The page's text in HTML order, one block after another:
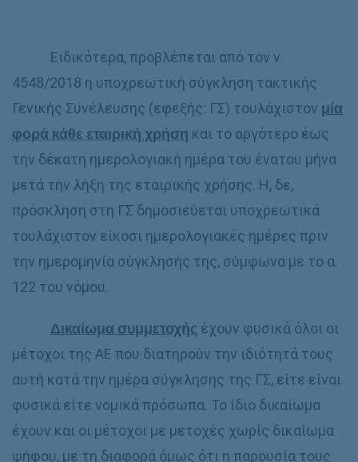
Ειδικότερα, προβλέπεται από τον ν.
4548/2018 η υποχρεωτική σύγκληση τακτικής
Γενικής Συνέλευσης (εφεξής: ΓΣ) τουλάχιστον μία
φορά κάθε εταιρική χρήση και το αργότερο έως
την δέκατη ημερολογιακή ημέρα του ένατου μήνα
μετά την λήξη της εταιρικής χρήσης. Η, δε,
πρόσκληση στη ΓΣ δημοσιεύεται υποχρεωτικά
τουλάχιστον είκοσι ημερολογιακές ημέρες πριν
την ημερομηνία σύγκλησής της, σύμφωνα με το α.
122 του νόμου.
Δικαίωμα συμμετοχής έχουν φυσικά όλοι οι
μέτοχοι της ΑΕ που διατηρούν την ιδιότητά τους
αυτή κατά την ημέρα σύγκλησης της ΓΣ, είτε είναι
φυσικά είτε νομικά πρόσωπα. Το ίδιο δικαίωμα
έχουν και οι μέτοχοι με μετοχές χωρίς δικαίωμα
ψήφου, με τη διαφορά όμως ότι η παρουσία τους